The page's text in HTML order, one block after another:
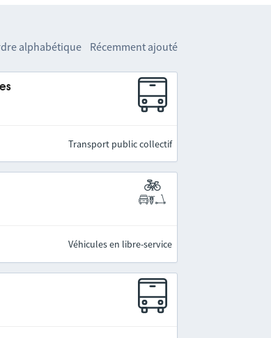
alphabétique Récemment ajouté
Transport public collectif
Véhicules en libre-service